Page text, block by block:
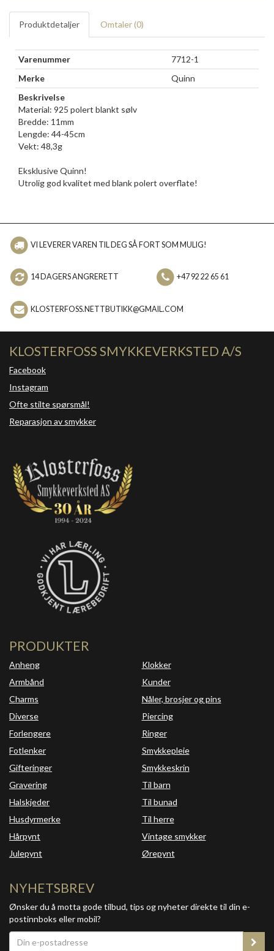
Produktdetaljer Omtaler (0)
Varenummer
7712-1
Merke
Quinn
Beskrivelse
Material: 925 polert blankt sølv
Bredde: 11mm
Lengde: 44-45cm
Vekt: 48,3g
Eksklusive Quinn!
Utrolig god kvalitet med blank polert overflate!
VI LEVERER VAREN TIL DEG SÅ FORT SOM MULIG!
14 DAGERS ANGRERETT +47 92 22 65 61
KLOSTERFOSS.NETTBUTIKK@GMAIL.COM
KLOSTERFOSS SMYKKEVERKSTED A/S
Facebook
Instagram
Ofte stilte spørsmål!
Reparasjon av smykker
PRODUKTER
Anheng
Armbånd
Charms
Diverse
Forlengere
Fotlenker
Gifteringer
Gravering
Halskjeder
Husdyrmerke
Hårpynt
Julepynt
Klokker
Kunder
Nåler, brosjer og pins
Piercing
Ringer
Smykkepleie
Smykkeskrin
Til barn
Til bunad
Til herre
Vintage smykker
Ørepynt
NYHETSBREV
Ønsker du å motta gode tilbud, tips og nyheter direkte til din e-
postinnboks eller mobil?